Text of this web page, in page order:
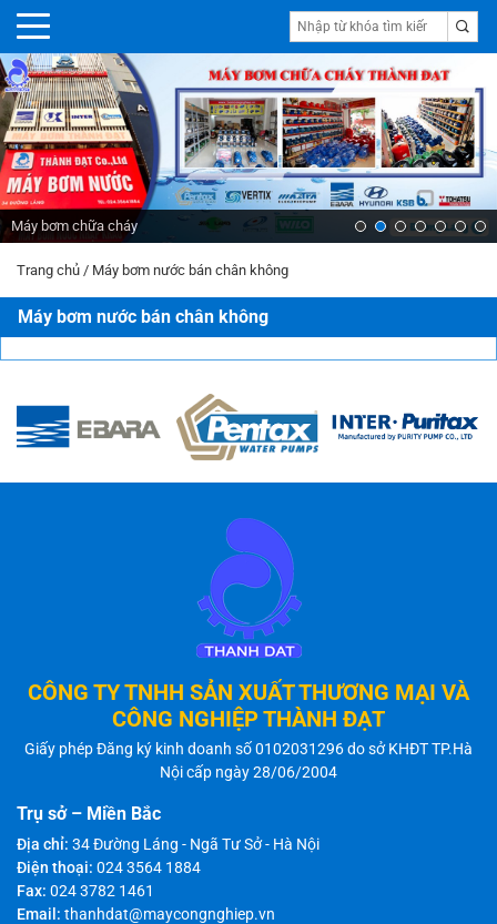
Máy bơm chữa cháy
Trang chủ / Máy bơm nước bán chân không
Máy bơm nước bán chân không
CÔNG TY TNHH SẢN XUẤT THƯƠNG MẠI VÀ
CÔNG NGHIỆP THÀNH ĐẠT
Giấy phép Đăng ký kinh doanh số 0102031296 do sở KHĐT TP.Hà
Nội cấp ngày 28/06/2004
Trụ sở – Miền Bắc
Địa chỉ: 34 Đường Láng - Ngã Tư Sở - Hà Nội
Điện thoại: 024 3564 1884
Fax: 024 3782 1461
Email: thanhdat@maycongnghiep.vn